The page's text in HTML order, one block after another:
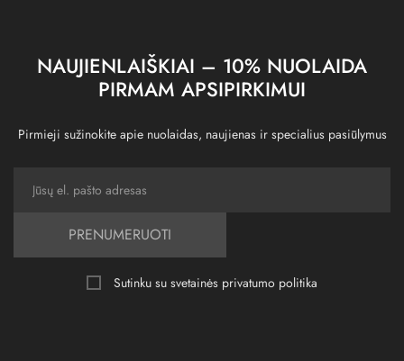
NAUJIENLAIŠKIAI – 10% NUOLAIDA
PIRMAM APSIPIRKIMUI
Pirmieji sužinokite apie nuolaidas, naujienas ir specialius pasiūlymus
PRENUMERUOTI
Sutinku su svetainės privatumo politika